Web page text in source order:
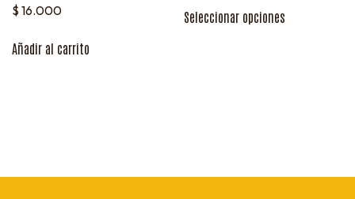
$ 16.000
Añadir al carrito
Seleccionar opciones